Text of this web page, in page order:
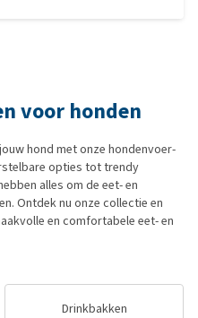
voor honden
hond met onze hondenvoer-
opties tot trendy
alles om de eet- en
Ontdek nu onze collectie en
en comfortabele eet- en
Drinkbakken